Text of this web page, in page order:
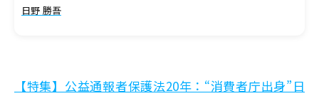
日野 勝吾
【特集】公益通報者保護法20年：“消費者庁出身”日